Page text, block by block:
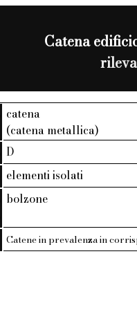
Catena
catena
(catena metallica)
D
elementi isolati
bolzone
Catene in prevalenza in